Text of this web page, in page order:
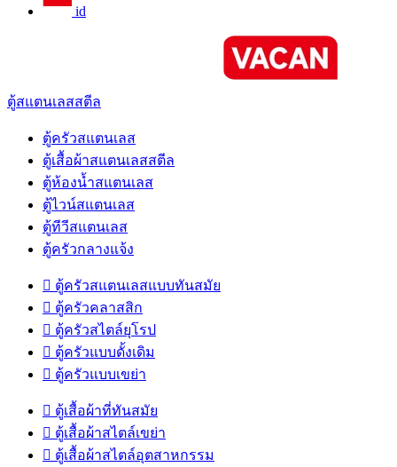
id
ตู้สแตนเลสสตีล
ตู้ครัวสแตนเลส
ตู้เสื้อผ้าสแตนเลสสตีล
ตู้ห้องน้ำสแตนเลส
ตู้ไวน์สแตนเลส
ตู้ทีวีสแตนเลส
ตู้ครัวกลางแจ้ง
 ตู้ครัวสแตนเลสแบบทันสมัย
 ตู้ครัวคลาสสิก
 ตู้ครัวสไตล์ยุโรป
 ตู้ครัวแบบดั้งเดิม
 ตู้ครัวแบบเขย่า
 ตู้เสื้อผ้าที่ทันสมัย
 ตู้เสื้อผ้าสไตล์เขย่า
 ตู้เสื้อผ้าสไตล์อุตสาหกรรม